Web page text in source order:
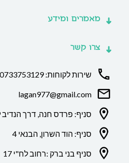
מאמרים ומידע
צרו קשר
שירות לקוחות: 0733753129
lagan977@gmail.com
סניף: פרדס חנה, דרך הנדיב 89
סניף: הוד השרון, הבנאי 4
סניף בני ברק :רחוב לח"י 17